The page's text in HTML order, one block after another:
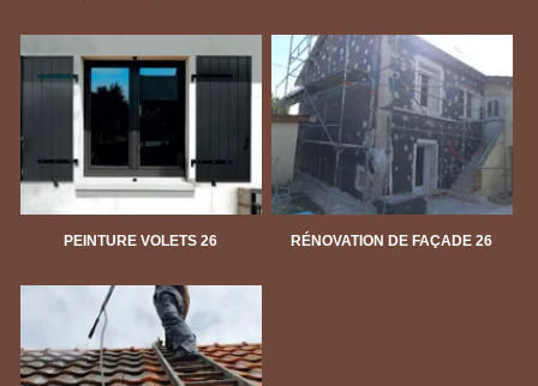
PEINTURE VOLETS 26 RÉNOVATION DE FAÇADE 26